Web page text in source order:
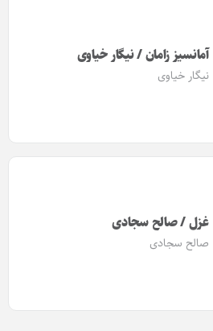
آمانسیز زامان / نیگار خیاوی
نیگار خیاوی
غزل / صالح سجادی
صالح سجادی